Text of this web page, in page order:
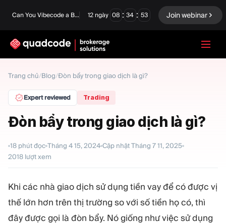
Can You Vibecode a Brokerage Platform? 12 ngày 08 : 34 : 52 Join webinar
Trang chủ/Blog/Đòn bẩy trong giao dịch là gì?
Expert reviewed Trading
Đòn bẩy trong giao dịch là gì?
18 phút đọc Tháng 4 15, 2024 Cập nhậtTháng 7 11, 2025
2018 lượt xem
Khi các nhà giao dịch sử dụng tiền vay để có được vị
thế lớn hơn trên thị trường so với số tiền họ có, thì
đây được gọi là đòn bẩy. Nó giống như việc sử dụng
Tiếng Việt
tay